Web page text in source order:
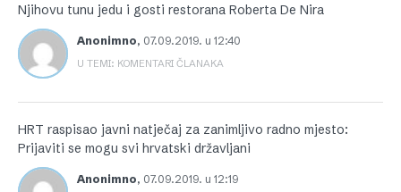
Njihovu tunu jedu i gosti restorana Roberta De Nira
Anonimno, 07.09.2019. u 12:40
U TEMI: KOMENTARI ČLANAKA
HRT raspisao javni natječaj za zanimljivo radno mjesto:
Prijaviti se mogu svi hrvatski državljani
Anonimno, 07.09.2019. u 12:19